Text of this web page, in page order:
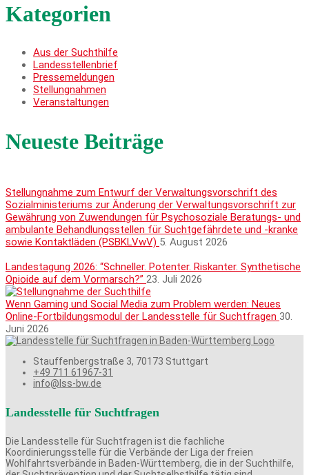
Kategorien
Aus der Suchthilfe
Landesstellenbrief
Pressemeldungen
Stellungnahmen
Veranstaltungen
Neueste Beiträge
Stellungnahme zum Entwurf der Verwaltungsvorschrift des
Sozialministeriums zur Änderung der Verwaltungsvorschrift zur
Gewährung von Zuwendungen für Psychosoziale Beratungs- und
ambulante Behandlungsstellen für Suchtgefährdete und -kranke
sowie Kontaktläden (PSBKLVwV) 5. August 2026
Landestagung 2026: “Schneller. Potenter. Riskanter. Synthetische
Opioide auf dem Vormarsch?” 23. Juli 2026
Wenn Gaming und Social Media zum Problem werden: Neues
Online-Fortbildungsmodul der Landesstelle für Suchtfragen 30.
Juni 2026
Stauffenbergstraße 3, 70173 Stuttgart
+49 711 61967-31
info@lss-bw.de
Landesstelle für Suchtfragen
Die Landesstelle für Suchtfragen ist die fachliche
Koordinierungsstelle für die Verbände der Liga der freien
Wohlfahrtsverbände in Baden-Württemberg, die in der Suchthilfe,